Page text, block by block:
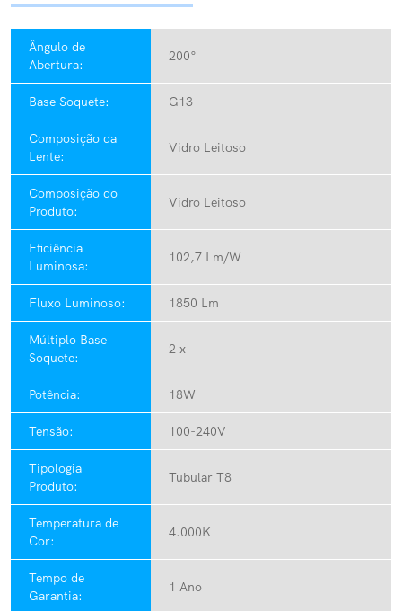
Ângulo de
Abertura:
200°
Base Soquete: G13
Composição da
Lente:
Vidro Leitoso
Composição do
Produto:
Vidro Leitoso
Eficiência
Luminosa:
102,7 Lm/W
Fluxo Luminoso: 1850 Lm
Múltiplo Base
Soquete:
2 x
Potência: 18W
Tensão: 100-240V
Tipologia
Produto:
Tubular T8
Temperatura de
Cor:
4.000K
Tempo de
Garantia:
1 Ano